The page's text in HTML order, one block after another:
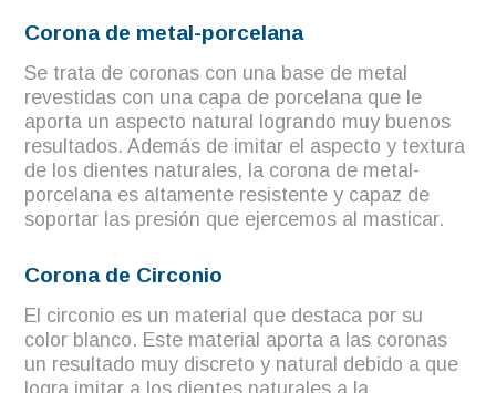
Corona de metal-porcelana
Se trata de coronas con una base de metal
revestidas con una capa de porcelana que le
aporta un aspecto natural logrando muy buenos
resultados. Además de imitar el aspecto y textura
de los dientes naturales, la corona de metal-
porcelana es altamente resistente y capaz de
soportar las presión que ejercemos al masticar.
Corona de Circonio
El circonio es un material que destaca por su
color blanco. Este material aporta a las coronas
un resultado muy discreto y natural debido a que